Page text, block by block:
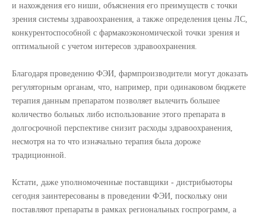
и нахождения его ниши, объяснения его преимуществ с точки
зрения системы здравоохранения, а также определения цены ЛС,
конкурентоспособной с фармакоэкономической точки зрения и
оптимальной с учетом интересов здравоохранения.
Благодаря проведению ФЭИ, фармпроизводители могут доказать
регуляторным органам, что, например, при одинаковом бюджете
терапия данным препаратом позволяет вылечить большее
количество больных либо использование этого препарата в
долгосрочной перспективе снизит расходы здравоохранения,
несмотря на то что изначально терапия была дороже
традиционной.
Кстати, даже уполномоченные поставщики - дистрибьюторы
сегодня заинтересованы в проведении ФЭИ, поскольку они
поставляют препараты в рамках региональных госпрограмм, а